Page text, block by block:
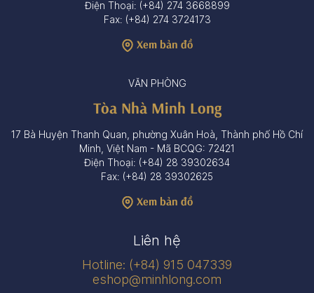
Điện Thoại: (+84) 274 3668899
Fax: (+84) 274 3724173
Xem bản đồ
VĂN PHÒNG
Tòa Nhà Minh Long
17 Bà Huyện Thanh Quan, phường Xuân Hoà, Thành phố Hồ Chí
Minh, Việt Nam - Mã BCQG: 72421
Điện Thoại: (+84) 28 39302634
Fax: (+84) 28 39302625
Xem bản đồ
Liên hệ
Hotline: (+84) 915 047339
eshop@minhlong.com